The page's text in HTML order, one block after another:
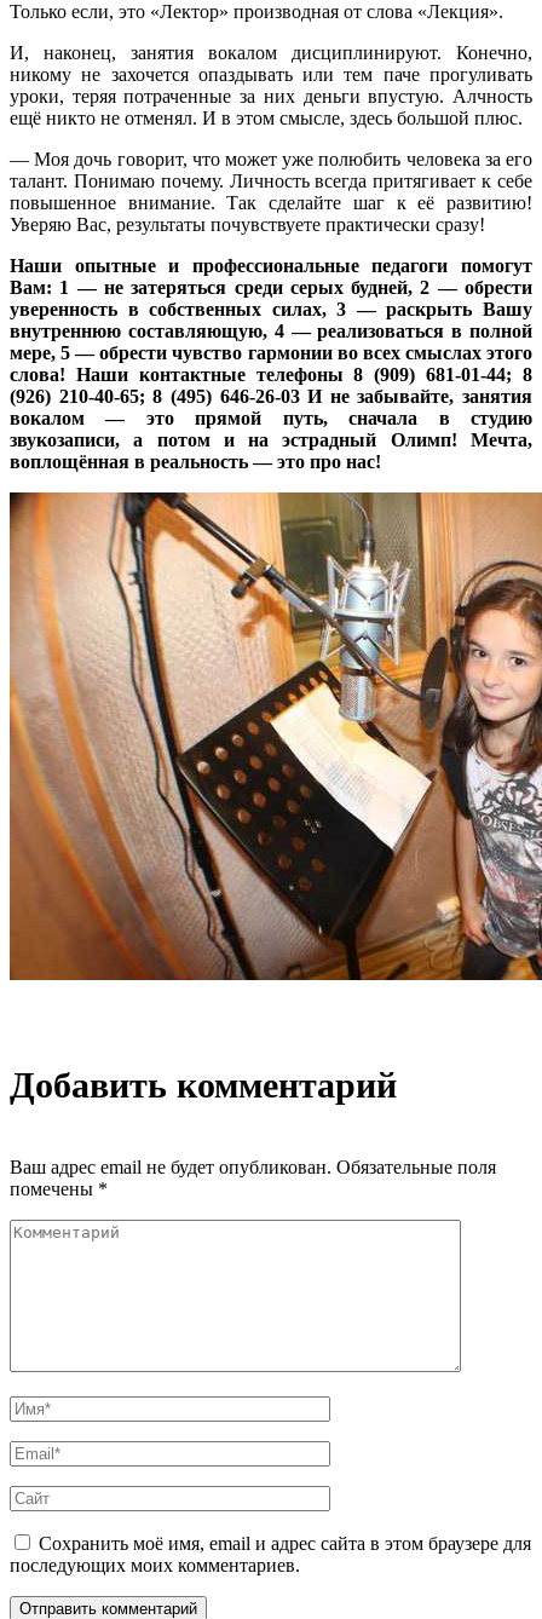
Только если, это «Лектор» производная от слова «Лекция».
И, наконец, занятия вокалом дисциплинируют. Конечно,
никому не захочется опаздывать или тем паче прогуливать
уроки, теряя потраченные за них деньги впустую. Алчность
ещё никто не отменял. И в этом смысле, здесь большой плюс.
— Моя дочь говорит, что может уже полюбить человека за его
талант. Понимаю почему. Личность всегда притягивает к себе
повышенное внимание. Так сделайте шаг к её развитию!
Уверяю Вас, результаты почувствуете практически сразу!
Наши опытные и профессиональные педагоги помогут
Вам: 1 — не затеряться среди серых будней, 2 — обрести
уверенность в собственных силах, 3 — раскрыть Вашу
внутреннюю составляющую, 4 — реализоваться в полной
мере, 5 — обрести чувство гармонии во всех смыслах этого
слова! Наши контактные телефоны 8 (909) 681-01-44; 8
(926) 210-40-65; 8 (495) 646-26-03 И не забывайте, занятия
вокалом — это прямой путь, сначала в студию
звукозаписи, а потом и на эстрадный Олимп! Мечта,
воплощённая в реальность — это про нас!
Добавить комментарий
Ваш адрес email не будет опубликован. Обязательные поля
помечены *
Сохранить моё имя, email и адрес сайта в этом браузере для
последующих моих комментариев.